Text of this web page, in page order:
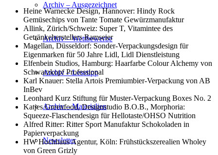
Archiv – Ausgezeichnet
Archiv – Wettbewerbe
Archiv – Lesetipp
Archiv – Materialien
Newsletter
Heine Warnecke Design, Hannover: Hindy Rock
Gemüsechips von Tante Tomate Gewürzmanufaktur
Allink, Zürich/Schweiz: Super T, Vitamintee des
Getränkeherstellers Ramseier
Magellan, Düsseldorf: Sonder-Verpackungsdesign für
Eigenmarken für 50 Jahre Lidl, Lidl Dienstleistung
Elfenbein Studios, Hamburg: Haarfarbe Colour Alchemy von
Schwarzkopf Professional
Karl Knauer: Stella Artois Premiumbier-Verpackung von AB
InBev
Leonhard Kurz Stiftung für Muster-Verpackung Boxes No. 2
Katjes Greenfood, Designstudio B.O.B., Morphoria:
Squeeze-Flaschendesign für Hellotaste/OHSO Nutrition
Alfred Ritter: Ritter Sport Manufaktur Schokoladen in
Papierverpackung
HW Hochhaus Agentur, Köln: Frühstückszerealien Wholey
von Green Grizly